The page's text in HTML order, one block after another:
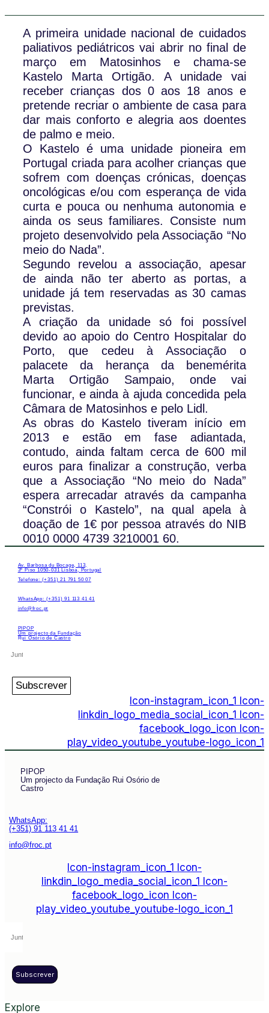
A primeira unidade nacional de cuidados
paliativos pediátricos vai abrir no final de
março em Matosinhos e chama-se
Kastelo Marta Ortigão. A unidade vai
receber crianças dos 0 aos 18 anos e
pretende recriar o ambiente de casa para
dar mais conforto e alegria aos doentes
de palmo e meio.
O Kastelo é uma unidade pioneira em
Portugal criada para acolher crianças que
sofrem com doenças crónicas, doenças
oncológicas e/ou com esperança de vida
curta e pouca ou nenhuma autonomia e
ainda os seus familiares. Consiste num
projeto desenvolvido pela Associação “No
meio do Nada”.
Segundo revelou a associação, apesar
de ainda não ter aberto as portas, a
unidade já tem reservadas as 30 camas
previstas.
A criação da unidade só foi possível
devido ao apoio do Centro Hospitalar do
Porto, que cedeu à Associação o
palacete da herança da benemérita
Marta Ortigão Sampaio, onde vai
funcionar, e ainda à ajuda concedida pela
Câmara de Matosinhos e pelo Lidl.
As obras do Kastelo tiveram início em
2013 e estão em fase adiantada,
contudo, ainda faltam cerca de 600 mil
euros para finalizar a construção, verba
que a Associação “No meio do Nada”
espera arrecadar através da campanha
“Constrói o Kastelo”, na qual apela à
doação de 1€ por pessoa através do NIB
0010 0000 4739 3210001 60.
Av. Barbosa du Bocage, 113,
3º Piso 1050-031 Lisboa, Portugal
Telefone: (+351) 21 791 50 07
WhatsApp: (+351) 91 113 41 41
info@froc.pt
PIPOP
Um projecto da Fundação
Rui Osório de Castro
Subscrever
Icon-instagram_icon_1
Icon-
linkdin_logo_media_social_icon_1
Icon-
facebook_logo_icon Icon-
play_video_youtube_youtube-logo_icon_1
PIPOP
Um projecto da Fundação Rui Osório de
Castro
WhatsApp:
(+351) 91 113 41 41
info@froc.pt
Icon-instagram_icon_1
Icon-
linkdin_logo_media_social_icon_1
Icon-
facebook_logo_icon Icon-
play_video_youtube_youtube-logo_icon_1
Subscrever
Explore